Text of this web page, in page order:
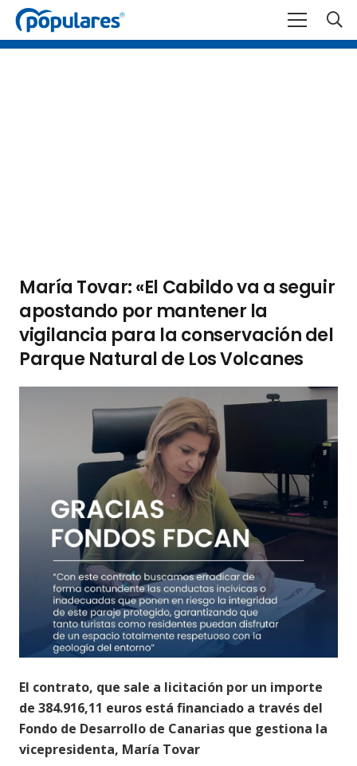
María Tovar: «El Cabildo va a seguir
apostando por mantener la
vigilancia para la conservación del
Parque Natural de Los Volcanes
El contrato, que sale a licitación por un importe
de 384.916,11 euros está financiado a través del
Fondo de Desarrollo de Canarias que gestiona la
vicepresidenta, María Tovar